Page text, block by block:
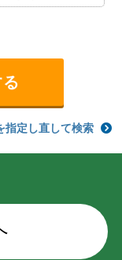
指定し直して検索